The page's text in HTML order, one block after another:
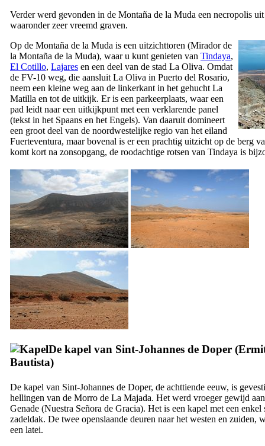
Verder werd gevonden in de Montaña de la Muda een necropolis
waaronder zeer vreemd graven.
Op de Montaña de la Muda is een uitzichttoren (Mirador de
la Montaña de la Muda), waar u kunt genieten van Tindaya,
El Cotillo, Lajares en een deel van de stad La Oliva. Omdat
de FV-10 weg, die aansluit La Oliva in Puerto del Rosario,
neem een kleine weg aan de linkerkant in het gehucht La
Matilla en tot de uitkijk. Er is een parkeerplaats, waar een
pad leidt naar een uitkijkpunt met een verklarende panel
(tekst in het Spaans en het Engels). Van daaruit domineert
een groot deel van de noordwestelijke regio van het eiland
Fuerteventura, maar bovenal is er een prachtig uitzicht op de berg
komt kort na zonsopgang, de roodachtige rotsen van Tindaya is
De kapel van Sint-Johannes de Doper (
Bautista)
De kapel van Sint-Johannes de Doper, de achttiende eeuw, is
hellingen van de Morro de La Majada. Het werd vroeger gewijd
Genade (Nuestra Señora de Gracia). Het is een kapel met een enkel
zadeldak. De twee openslaande deuren naar het westen en zuiden,
een latei.